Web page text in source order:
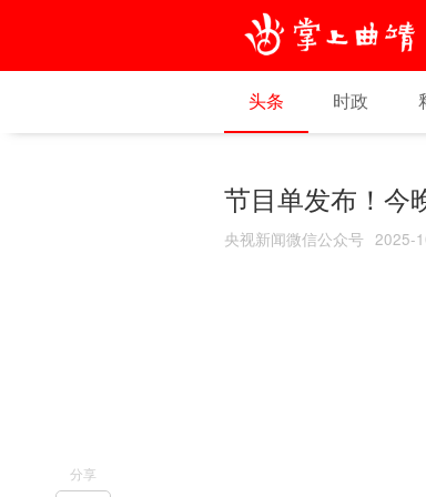
头条 时政
节目单发布！今
央视新闻微信公众号 2025-
分享